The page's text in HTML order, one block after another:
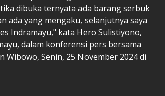
dibuka ternyata ada barang serbuk
ada yang mengaku, selanjutnya saya
Indramayu," kata Hero Sulistiyono,
dalam konferensi pers bersama
Wibowo, Senin, 25 November 2024 di